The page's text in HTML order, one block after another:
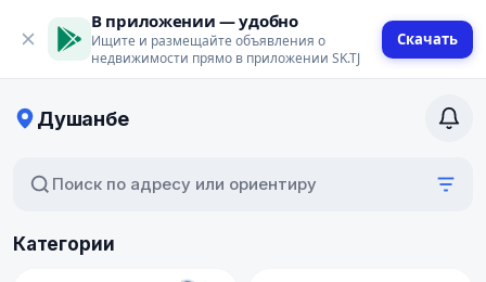
В приложении — удобно
Ищите и размещайте объявления о
недвижимости прямо в приложении SK.TJ
Скачать
Душанбе
Поиск по адресу или ориентиру
Категории